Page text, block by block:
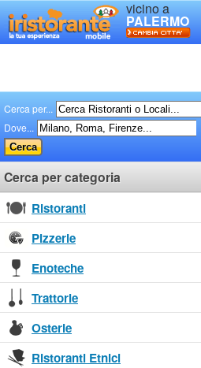
vicino a
PALERMO
Cerca per...
Dove...
Cerca per categoria
Ristoranti
Pizzerie
Enoteche
Trattorie
Osterie
Ristoranti Etnici